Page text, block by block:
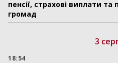
пенсії, страхові виплати
громад
3
18:54